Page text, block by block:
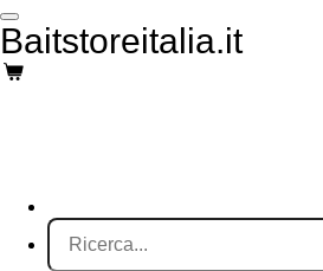
Vai
al
contenuto
principale
Baitstoreitalia.it